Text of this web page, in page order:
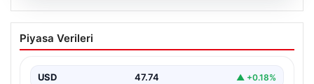
06.08.2026
‘Çerçeve Yasa’ya imza atmayan tek
MHP’li vekilden çarpıcı paylaşım
Piyasa Verileri
USD 47.74 ▲ +0.18%